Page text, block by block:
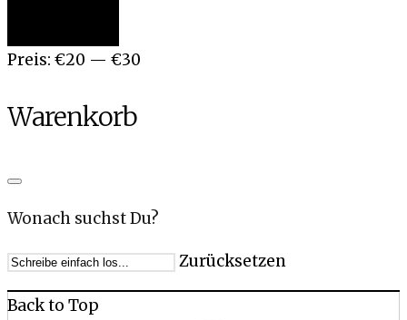
Preis: €20 — €30
Warenkorb
Wonach suchst Du?
Zurücksetzen
Back to Top